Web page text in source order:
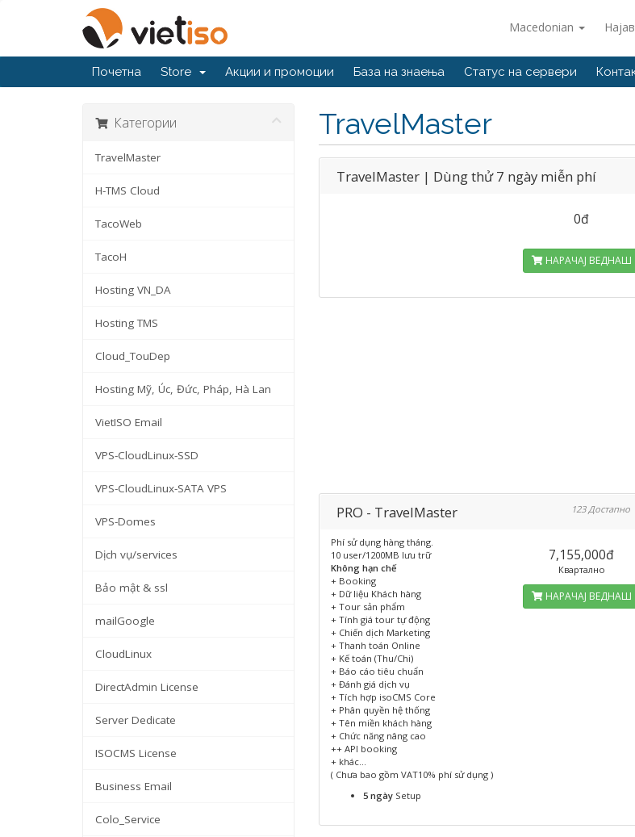
Macedonian
Почетна Store Акции и промоции База на знаења Статус на сервери
Категории
TravelMaster
H-TMS Cloud
TacoWeb
TacoH
Hosting VN_DA
Hosting TMS
Cloud_TouDep
Hosting Mỹ, Úc, Đức, Pháp, Hà Lan
VietISO Email
VPS-CloudLinux-SSD
VPS-CloudLinux-SATA VPS
VPS-Domes
Dịch vụ/services
Bảo mật & ssl
mailGoogle
CloudLinux
DirectAdmin License
Server Dedicate
ISOCMS License
Business Email
Colo_Service
TravelMaster
TravelMaster | Dùng thử 7 ngày miễn phí
0đ
НАРАЧАЈ ВЕДНАШ
PRO - TravelMaster 123 Достапно
Phí sử dụng hàng tháng.
10 user/1200MB lưu trữ
Không hạn chế
+ Booking
+ Dữ liệu Khách hàng
+ Tour sản phẩm
+ Tính giá tour tự động
+ Chiến dịch Marketing
+ Thanh toán Online
+ Kế toán (Thu/Chi)
+ Báo cáo tiêu chuẩn
+ Đánh giá dịch vụ
+ Tích hợp isoCMS Core
+ Phân quyền hệ thống
+ Tên miền khách hàng
+ Chức năng nâng cao
++ API booking
+ khác...
( Chưa bao gồm VAT10% phí sử dụng )
5 ngàySetup
7,155,000đ
Квартално
НАРАЧАЈ ВЕДНАШ